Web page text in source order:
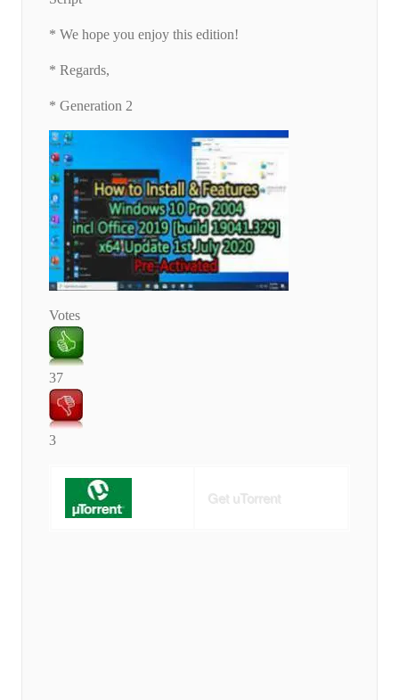
* We hope you enjoy this edition!
* Regards,
* Generation 2
Votes
37
3
Get uTorrent